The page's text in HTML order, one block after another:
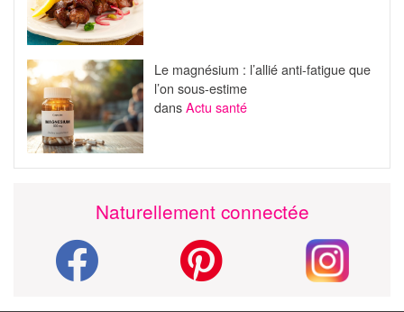
Le magnésium : l’allié anti-fatigue que
l’on sous-estime
dansActu santé
Naturellement connectée